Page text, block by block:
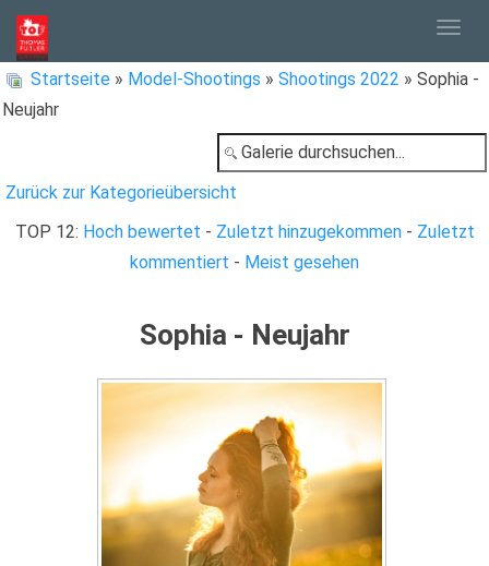
Startseite » Model-Shootings » Shootings 2022 » Sophia -
Neujahr
Zurück zur Kategorieübersicht
TOP 12: Hoch bewertet - Zuletzt hinzugekommen- Zuletzt
kommentiert - Meist gesehen
Sophia - Neujahr